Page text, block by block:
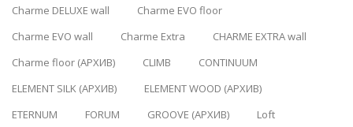
Charme DELUXE wall
Charme EVO floor
Charme EVO wall
Charme Extra
CHARME EXTRA wall
Charme floor (АРХИВ)
CLIMB
CONTINUUM
ELEMENT SILK (АРХИВ)
ELEMENT WOOD (АРХИВ)
ETERNUM
FORUM GROOVE (АРХИВ)
Loft